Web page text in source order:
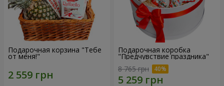
Подарочная корзина "Тебе
от меня!"
Подарочная коробка
"Предчувствие праздника"
8 765 грн